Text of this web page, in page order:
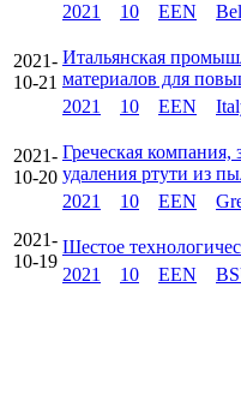
2021 10 EEN
2021-
10-21
Итальянская
материалов для
2021
10 EEN
2021-
10-20
Греческая
удаления ртути из
2021
10 EEN
2021-
10-19
Шестое
2021
10 EEN